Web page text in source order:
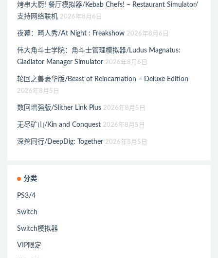
烤串大厨! 餐厅模拟器/Kebab Chefs! – Restaurant Simulator/
支持网络联机 2026年8月6日
夜幕：畸人秀/At Night : Freakshow 2026年8月6日
伟大角斗士学院：角斗士管理模拟器/Ludus Magnatus:
Gladiator Manager Simulator 2026年8月6日
轮回之兽豪华版/Beast of Reincarnation – Deluxe Edition
2026年8月5日
数回增强版/Slither Link Plus 2026年8月5日
无尽矿山/Kin and Conquest 2026年8月5日
深挖同行/DeepDig: Together 2026年8月5日
分类
PS3/4
Switch
Switch模拟器
VIP限定